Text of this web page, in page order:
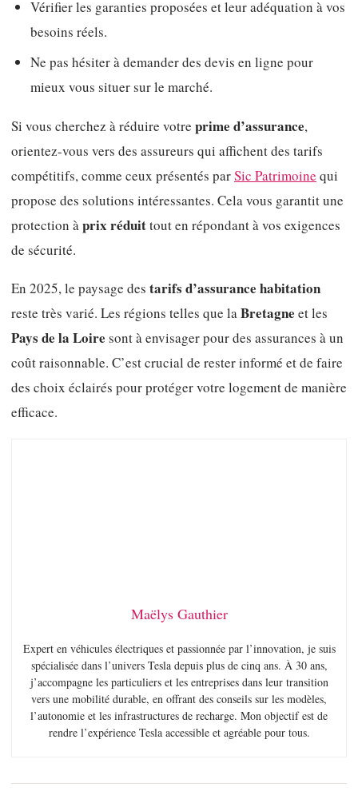
Vérifier les garanties proposées et leur adéquation à vos
besoins réels.
Ne pas hésiter à demander des devis en ligne pour
mieux vous situer sur le marché.
Si vous cherchez à réduire votre prime d’assurance,
orientez-vous vers des assureurs qui affichent des tarifs
compétitifs, comme ceux présentés parSic Patrimoine qui
propose des solutions intéressantes. Cela vous garantit une
protection àprix réduittout en répondant à vos exigences
de sécurité.
En 2025, le paysage des tarifs d’assurance habitation
reste très varié. Les régions telles que laBretagne et les
Pays de la Loire sont à envisager pour des assurances à un
coût raisonnable. C’est crucial de rester informé et de faire
des choix éclairés pour protéger votre logement de manière
efficace.
Maëlys Gauthier
Expert en véhicules électriques et passionnée par l’innovation, je suis
spécialisée dans l’univers Tesla depuis plus de cinq ans. À 30 ans,
j’accompagne les particuliers et les entreprises dans leur transition
vers une mobilité durable, en offrant des conseils sur les modèles,
l’autonomie et les infrastructures de recharge. Mon objectif est de
rendre l’expérience Tesla accessible et agréable pour tous.